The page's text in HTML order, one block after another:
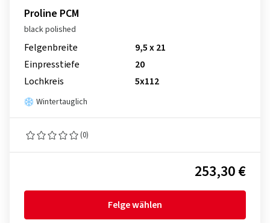
Proline PCM
black polished
Felgenbreite
9,5 x 21
Einpresstiefe
20
Lochkreis
5x112
Wintertauglich
(0)
253,30 €
Felge wählen